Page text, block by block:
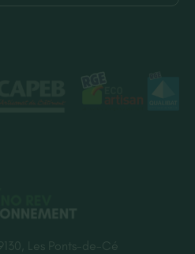
Les Ponts-de-Cé